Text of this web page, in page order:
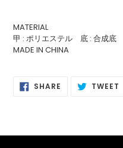
MATERIAL
甲 : ポリエステル 底 : 合成底
MADE IN CHINA
SHARE SHARE TWEET